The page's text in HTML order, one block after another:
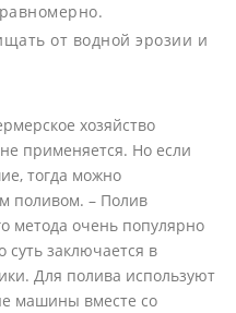
от водной эрозии и
хозяйство
применяется. Но если
тогда можно
поливом. – Полив
метода очень популярно
суть заключается в
Для полива используют
машины вместе со